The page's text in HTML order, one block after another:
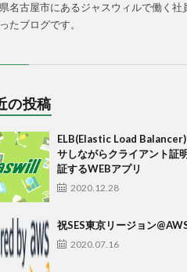
名古屋市にあるジャスウィルで働く社
たブログです。
の投稿
ELB(Elastic Load
サしながらクライアント証
証するWEBアプリ
2020.12.28
祝SES東京リージョン
2020.07.16